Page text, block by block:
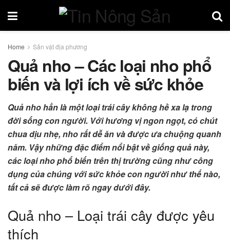
Home Sản vật địa phương
Quả nho – Các loại nho phổ
biến và lợi ích về sức khỏe
Quả nho hẳn là một loại trái cây không hề xa lạ trong
đời sống con người. Với hương vị ngon ngọt, có chút
chua dịu nhẹ, nho rất dễ ăn và được ưa chuộng quanh
năm. Vậy những đặc điểm nổi bật về giống quả này,
các loại nho phổ biến trên thị trường cũng như công
dụng của chúng với sức khỏe con người như thế nào,
tất cả sẽ được làm rõ ngay dưới đây.
Quả nho – Loại trái cây được yêu
thích